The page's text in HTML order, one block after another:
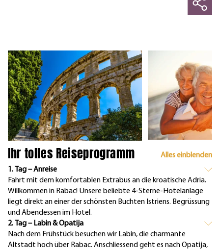
Ihr tolles Reiseprogramm
Alles einblenden
1. Tag – Anreise
Fahrt mit dem komfortablen Extrabus an die kroatische Adria.
Willkommen in Rabac! Unsere beliebte 4-Sterne-Hotelanlage
liegt direkt an einer der schönsten Buchten Istriens. Begrüssung
und Abendessen im Hotel.
2. Tag – Labin & Opatija
Nach dem Frühstück besuchen wir Labin, die charmante
Altstadt hoch über Rabac. Anschliessend geht es nach Opatija,